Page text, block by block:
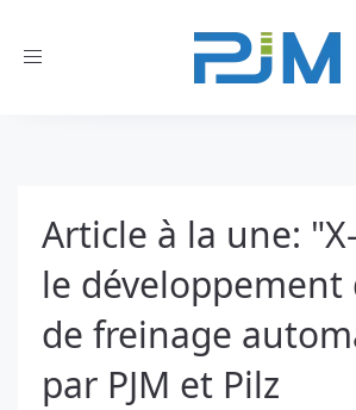
Toggle
Article à la une:
le
de freinage
par PJM et Pilz